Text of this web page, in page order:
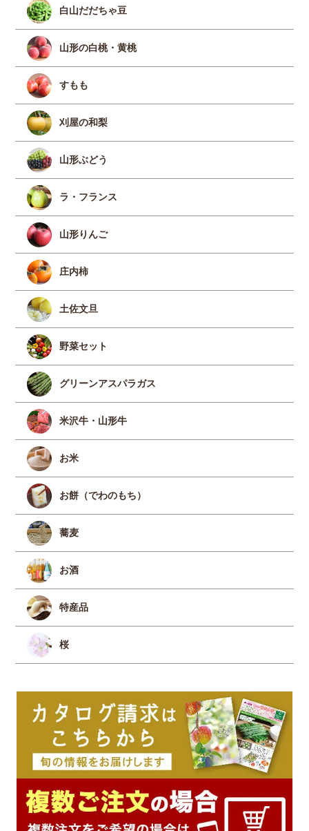
白山だだちゃ豆
山形の白桃・黄桃
すもも
刈屋の和梨
山形ぶどう
ラ・フランス
山形りんご
庄内柿
土佐文旦
野菜セット
グリーンアスパラガス
米沢牛・山形牛
お米
お餅（でわのもち）
蕎麦
お酒
特産品
桜